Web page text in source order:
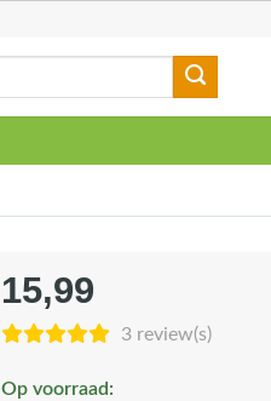
15,99
3 review(s)
Op voorraad: